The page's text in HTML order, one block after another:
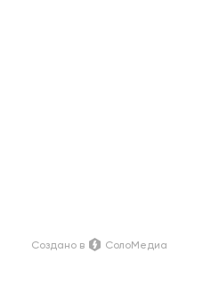
Создано в СолоМедиа